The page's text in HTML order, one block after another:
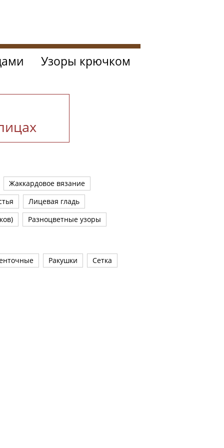
Жаккардовое вязание
Лицевая гладь
Разноцветные узоры
Ракушки
Сетка
Узоры крючком